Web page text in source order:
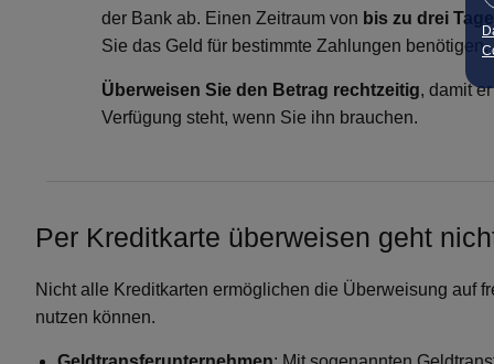
der Bank ab. Einen Zeitraum von bis zu drei
Sie das Geld für bestimmte Zahlungen benötigen.
Überweisen Sie den Betrag rechtzeitig, damit
Verfügung steht, wenn Sie ihn brauchen.
Per Kreditkarte überweisen geht
Nicht alle Kreditkarten ermöglichen die Überweisung auf
nutzen können.